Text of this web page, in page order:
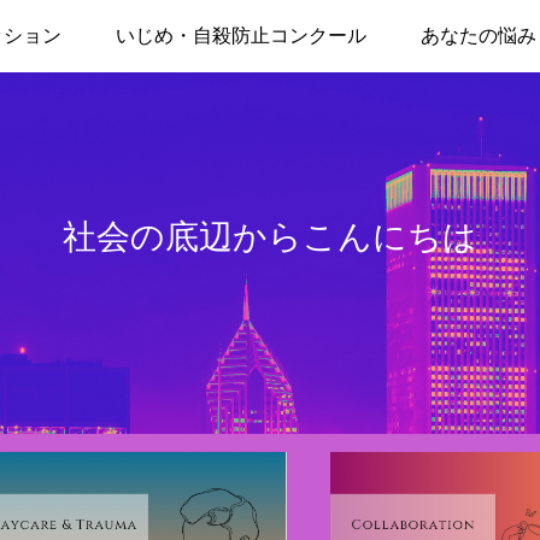
社会の底辺からこんにちは
ョン いじめ・自殺防止コンクール あなたの悩